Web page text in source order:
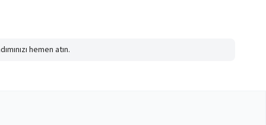
hemen atın.